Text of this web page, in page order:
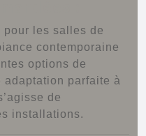
pour les salles de
contemporaine
options de
adaptation parfaite à
de
installations.